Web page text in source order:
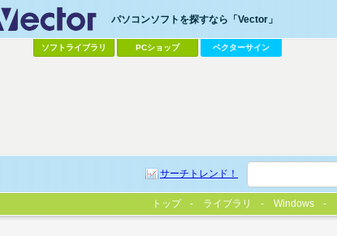
パソコンソフトを探すなら「Vector」
ソフトライブラリ PCショップ ベクターサイン
サーチトレンド！
トップ ライブラリ Windows